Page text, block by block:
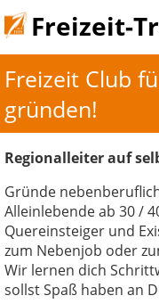
Freizeit-
Freizeit Club
gründen!
Regionalleiter auf
Gründe
Alleinlebende ab 30 /
Quereinsteiger und
zum Nebenjob oder
Wir lernen dich
sollst Spaß haben an